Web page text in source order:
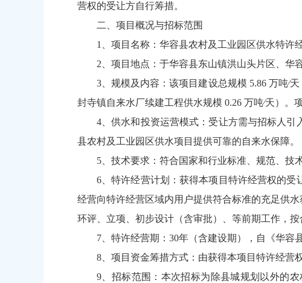
营权的受让方自行筹措。
二、项目概况与招标范围
1、项目名称：华容县农村及工业园区供水特许
2、项目地点：于华容县东山镇洪山头片区、华
3、规模及内容：该项目建设总规模 5.86 万吨∕
封寺镇自来水厂续建工程供水规模 0.26 万吨∕天）。
4、供水和投资运营模式：受让方需与招标人
县农村及工业园区供水项目提供可靠的自来水保障。
5、技术要求：符合国家和行业标准、规范、技
6、特许经营计划：获得本项目特许经营权的
经营向特许经营区域内用户提供符合标准的充足供
环评、立项、初步设计（含审批）、等前期工作，
7、特许经营期：30年（含建设期），自《华容
8、项目资金筹措方式：由获得本项目特许经营
9、招标范围：本次招标为除县城规划以外的